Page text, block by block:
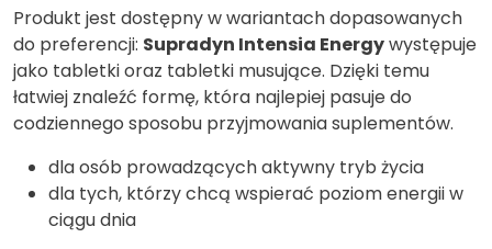
Produkt jest dostępny w wariantach dopasowanych
do preferencji: Supradyn Intensia Energywystępuje
jako tabletki oraz tabletki musujące. Dzięki temu
łatwiej znaleźć formę, która najlepiej pasuje do
codziennego sposobu przyjmowania suplementów.
dla osób prowadzących aktywny tryb życia
dla tych, którzy chcą wspierać poziom energii w
ciągu dnia